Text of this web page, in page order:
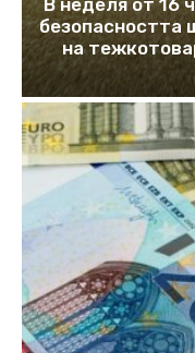
безопасността
на